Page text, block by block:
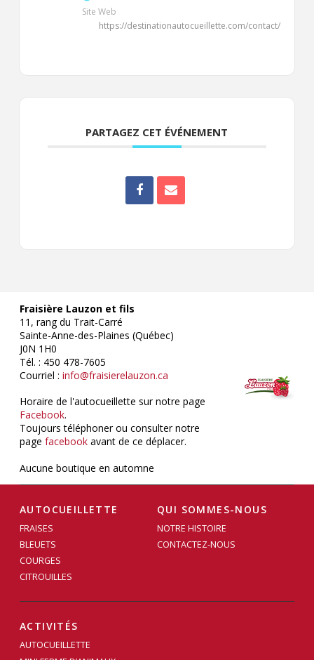
Site Web
https://destinationautocueillette.com/contact/
PARTAGEZ CET ÉVÉNEMENT
Fraisière Lauzon et fils
11, rang du Trait-Carré
Sainte-Anne-des-Plaines (Québec)
J0N 1H0
Tél. : 450 478-7605
Courriel : info@fraisierelauzon.ca
Horaire de l'autocueillette sur notre page
Facebook.
Toujours téléphoner ou consulter notre
page facebook avant de ce déplacer.
Aucune boutique en automne
AUTOCUEILLETTE
FRAISES
BLEUETS
COURGES
CITROUILLES
QUI SOMMES-NOUS
NOTRE HISTOIRE
CONTACTEZ-NOUS
ACTIVITÉS
AUTOCUEILLETTE